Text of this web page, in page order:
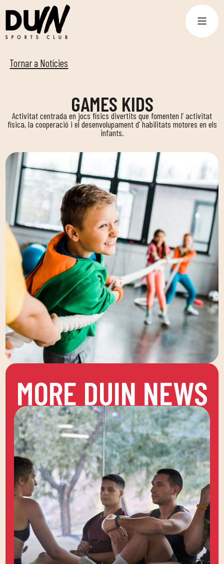
Tornar a Notícies
GAMES KIDS
Activitat centrada en jocs físics divertits que fomenten l’ activitat
física, la cooperació i el desenvolupament d’ habilitats motores en els
infants.
MORE DUIN NEWS